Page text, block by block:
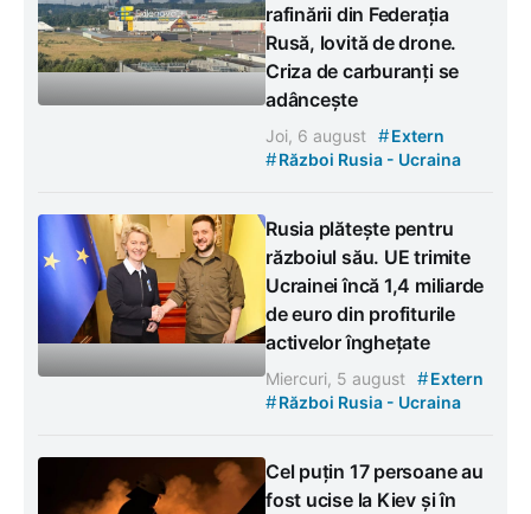
rafinării din Federația
Rusă, lovită de drone.
Criza de carburanți se
adâncește
Joi, 6 august #Extern
#Război Rusia - Ucraina
Rusia plătește pentru
războiul său. UE trimite
Ucrainei încă 1,4 miliarde
de euro din profiturile
activelor înghețate
Miercuri, 5 august #Extern
#Război Rusia - Ucraina
Cel puțin 17 persoane au
fost ucise la Kiev și în